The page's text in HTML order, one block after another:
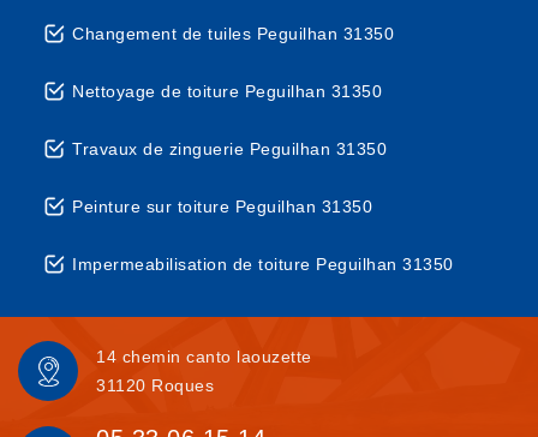
Changement de tuiles Peguilhan 31350
Nettoyage de toiture Peguilhan 31350
Travaux de zinguerie Peguilhan 31350
Peinture sur toiture Peguilhan 31350
Impermeabilisation de toiture Peguilhan 31350
14 chemin canto laouzette
31120 Roques